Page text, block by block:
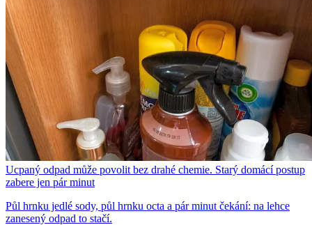
Ucpaný odpad může povolit bez drahé chemie. Starý domácí postup
zabere jen pár minut
Půl hrnku jedlé sody, půl hrnku octa a pár minut čekání: na lehce
zanesený odpad to stačí.